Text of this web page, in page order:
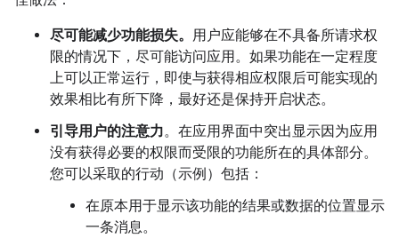
尽可能减少功能损失。 用户应能够在不具备所请求权
限的情况下，尽可能访问应用。如果功能在一定程度
上可以正常运行，即使与获得相应权限后可能实现的
效果相比有所下降，最好还是保持开启状态。
引导用户的注意力。在应用界面中突出显示因为应用
没有获得必要的权限而受限的功能所在的具体部分。
您可以采取的行动（示例）包括：
在原本用于显示该功能的结果或数据的位置显示
一条消息。